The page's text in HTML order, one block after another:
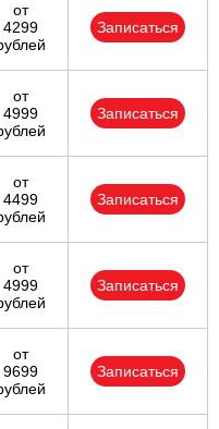
от
4299
Записаться
от
4999
Записаться
от
4499
Записаться
от
4999
Записаться
от
9699
Записаться